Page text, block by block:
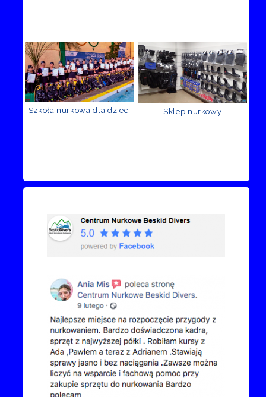
Szkoła nurkowa dla dzieci Sklep nurkowy